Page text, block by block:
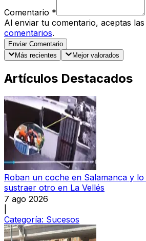
Comentario *
Al enviar tu comentario, aceptas las
comentarios.
Enviar Comentario
Más recientes
Mejor valorados
Artículos Destacados
Roban un coche en Salamanca y
sustraer otro en La Vellés
7 ago 2026
Categoría: Sucesos